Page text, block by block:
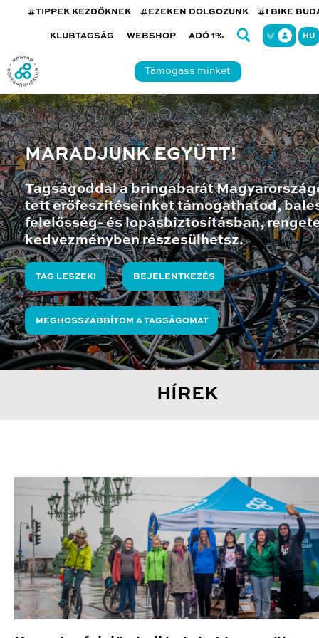
#TIPPEK KEZDŐKNEK #EZEKEN DOLGOZUNK #I BIKE
KLUBTAGSÁG WEBSHOP ADÓ 1% HU
Támogass minket
MARADJUNK EGYÜTT!
Tagságoddal a bringabarát
tett erőfeszítéseinket támogathatod,
felelősség- és lopásbiztosításban,
kedvezményben részesülhetsz.
TAG LESZEK! BEJELENTKEZÉS
MEGHOSSZABBÍTOM A TAGSÁGOMAT
HÍREK